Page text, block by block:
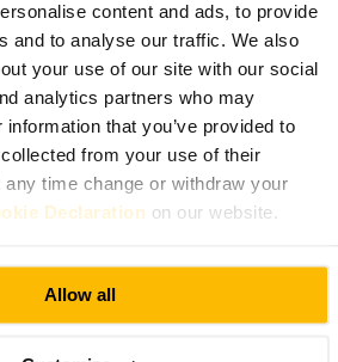
content and ads, to provide
and to analyse our traffic. We also
your use of our site with our social
analytics partners who may
that you’ve provided to
from your use of their
time change or withdraw your
Declaration on our website.
Allow all
per le mostre in corso e per eventuali guide
alcune sale chiave invece di voler vedere
per eventuali contenuti multimediali e
sale climatizzate. Se arrivi con bambini,
per loro.
EH4 3DS, UK